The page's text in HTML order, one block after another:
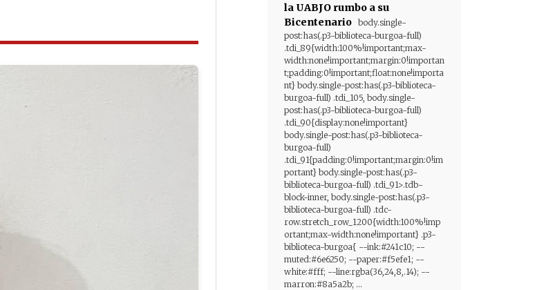
la UABJO rumbo a su
Bicentenario body.single-
post:has(.p3-biblioteca-burgoa-full)
.tdi_89{width:100%!important;max-
width:none!important;margin:0!importan
t;padding:0!important;float:none!importa
nt} body.single-post:has(.p3-biblioteca-
burgoa-full) .tdi_105, body.single-
post:has(.p3-biblioteca-burgoa-full)
.tdi_90{display:none!important}
body.single-post:has(.p3-biblioteca-
burgoa-full)
.tdi_91{padding:0!important;margin:0!im
portant} body.single-post:has(.p3-
biblioteca-burgoa-full) .tdi_91>.tdb-
block-inner, body.single-post:has(.p3-
biblioteca-burgoa-full) .tdc-
row.stretch_row_1200{width:100%!imp
ortant;max-width:none!important} .p3-
biblioteca-burgoa{ --ink:#241c10; --
muted:#6e6250; --paper:#f5efe1; --
white:#fff; --line:rgba(36,24,8,.14); --
marron:#8a5a2b; ...